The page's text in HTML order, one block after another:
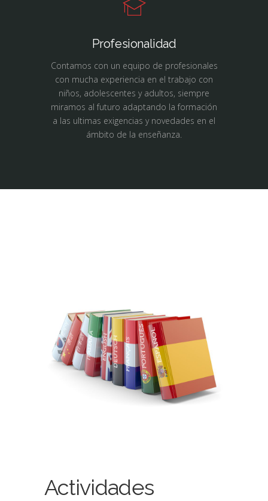
Profesionalidad
Contamos con un equipo de profesionales
con mucha experiencia en el trabajo con
niños, adolescentes y adultos, siempre
miramos al futuro adaptando la formación
a las ultimas exigencias y novedades en el
ámbito de la enseñanza.
Actividades